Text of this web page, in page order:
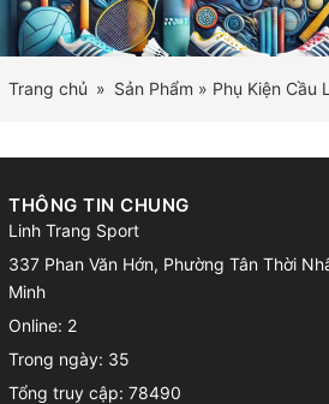
Trang chủ » Sản Phẩm » Phụ Kiện Cầu
THÔNG TIN CHUNG
Linh Trang Sport
337 Phan Văn Hớn, Phường Tân Thời
Minh
Online: 2
Trong ngày: 35
Tổng truy cập: 78490